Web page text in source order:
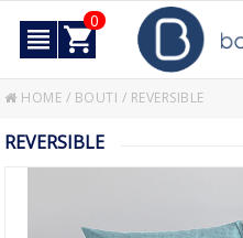
0
HOME / BOUTI / REVERSIBLE
REVERSIBLE